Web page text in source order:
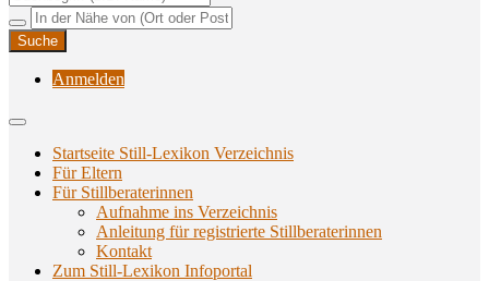
Still-lexikon Verzeichnis
Unterstützungsangebote rund ums Stillen
Anmelden
Startseite Still-Lexikon Verzeichnis
Für Eltern
Für Stillberaterinnen
Aufnahme ins Verzeichnis
Anlei­tung für regis­trier­te Stillberaterinnen
Kon­takt
Zum Still-Lexikon Infoportal